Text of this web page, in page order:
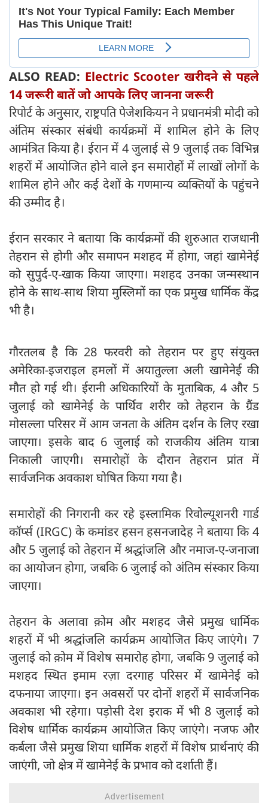
ALSO READ: Electric Scooter खरीदने से पहले
14 जरूरी बातें जो आपके लिए जानना जरूरी
रिपोर्ट के अनुसार, राष्ट्रपति पेजेशकियन ने प्रधानमंत्री मोदी को
अंतिम संस्कार संबंधी कार्यक्रमों में शामिल होने के लिए
आमंत्रित किया है। ईरान में 4 जुलाई से 9 जुलाई तक विभिन्न
शहरों में आयोजित होने वाले इन समारोहों में लाखों लोगों के
शामिल होने और कई देशों के गणमान्य व्यक्तियों के पहुंचने
की उम्मीद है।
ईरान सरकार ने बताया कि कार्यक्रमों की शुरुआत राजधानी
तेहरान से होगी और समापन मशहद में होगा, जहां खामेनेई
को सुपुर्द-ए-खाक किया जाएगा। मशहद उनका जन्मस्थान
होने के साथ-साथ शिया मुस्लिमों का एक प्रमुख धार्मिक केंद्र
भी है।
गौरतलब है कि 28 फरवरी को तेहरान पर हुए संयुक्त
अमेरिका-इजराइल हमलों में अयातुल्ला अली खामेनेई की
मौत हो गई थी। ईरानी अधिकारियों के मुताबिक, 4 और 5
जुलाई को खामेनेई के पार्थिव शरीर को तेहरान के ग्रैंड
मोसल्ला परिसर में आम जनता के अंतिम दर्शन के लिए रखा
जाएगा। इसके बाद 6 जुलाई को राजकीय अंतिम यात्रा
निकाली जाएगी। समारोहों के दौरान तेहरान प्रांत में
सार्वजनिक अवकाश घोषित किया गया है।
समारोहों की निगरानी कर रहे इस्लामिक रिवोल्यूशनरी गार्ड
कॉर्प्स (IRGC) के कमांडर हसन हसनजादेह ने बताया कि 4
और 5 जुलाई को तेहरान में श्रद्धांजलि और नमाज-ए-जनाजा
का आयोजन होगा, जबकि 6 जुलाई को अंतिम संस्कार किया
जाएगा।
तेहरान के अलावा क़ोम और मशहद जैसे प्रमुख धार्मिक
शहरों में भी श्रद्धांजलि कार्यक्रम आयोजित किए जाएंगे। 7
जुलाई को क़ोम में विशेष समारोह होगा, जबकि 9 जुलाई को
मशहद स्थित इमाम रज़ा दरगाह परिसर में खामेनेई को
दफनाया जाएगा। इन अवसरों पर दोनों शहरों में सार्वजनिक
अवकाश भी रहेगा। पड़ोसी देश इराक में भी 8 जुलाई को
विशेष धार्मिक कार्यक्रम आयोजित किए जाएंगे। नजफ और
कर्बला जैसे प्रमुख शिया धार्मिक शहरों में विशेष प्रार्थनाएं की
जाएंगी, जो क्षेत्र में खामेनेई के प्रभाव को दर्शाती हैं।